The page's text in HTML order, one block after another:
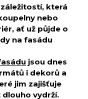
která
nebo
ať už půjde o
na fasádu
jsou dnes
i dekorů a
jim zajišťuje
vydrží.